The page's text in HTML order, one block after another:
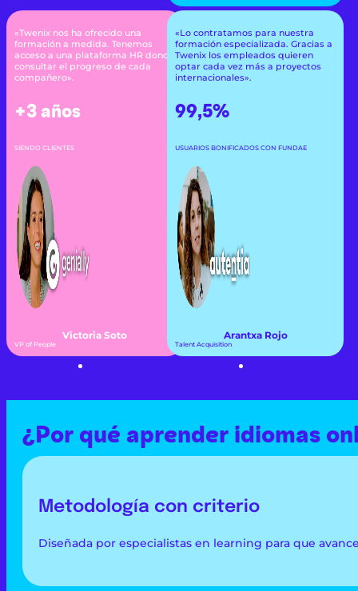
«Twenix nos ha ofrecido una
formación a medida. Tenemos
acceso a una plataforma HR donde
consultar el progreso de cada
compañero».
+3 años
SIENDO CLIENTES
Victoria Soto
VP of People
«Lo contratamos para nuestra
formación especializada. Gracias a
Twenix los empleados quieren
optar cada vez más a proyectos
internacionales».
99,5%
USUARIOS BONIFICADOS CON FUNDAE
Arantxa Rojo
Talent Acquisition
¿Por qué aprender idiomas
Metodología con criterio
Diseñada por especialistas en learning para que